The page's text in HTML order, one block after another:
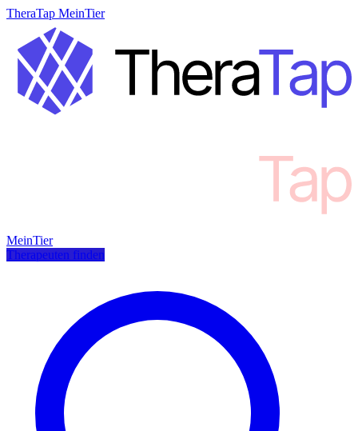
TheraTap MeinTier
MeinTier
Therapeuten finden